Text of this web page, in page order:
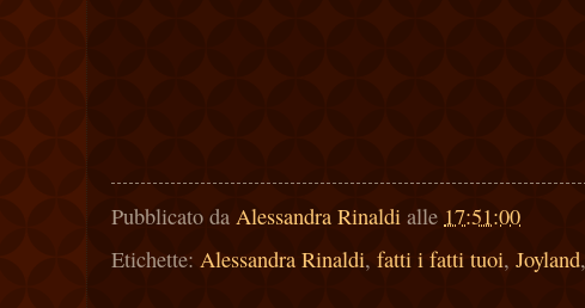
Pubblicato da Alessandra Rinaldi alle 17:51:00
Etichette: Alessandra Rinaldi, fatti i fatti tuoi, Joyland,